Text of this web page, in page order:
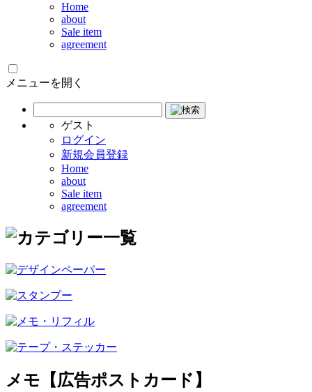
Home
about
Sale item
agreement
メニューを開く
ゲスト
ログイン
新規会員登録
Home
about
Sale item
agreement
メモ【広告ポストカード】